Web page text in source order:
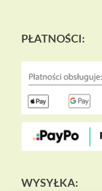
PŁATNOŚCI:
WYSYŁKA: